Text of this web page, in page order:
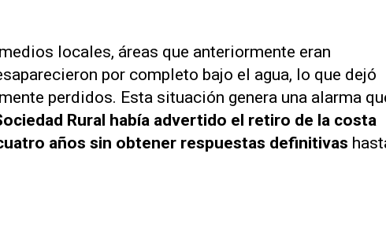
locales, áreas que anteriormente eran
por completo bajo el agua, lo que dejó
perdidos. Esta situación genera una alarma
Rural había advertido el retiro de la costa
años sin obtener respuestas definitivas